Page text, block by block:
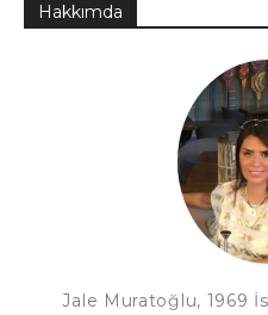
Hakkımda
Jale Muratoğlu, 1969